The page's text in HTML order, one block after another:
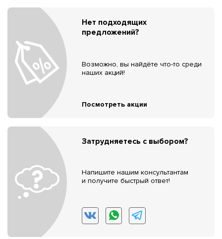
Нет подходящих
предложений?
Возможно, вы найдёте что-то среди
наших акций!
Посмотреть акции
Затрудняетесь с выбором?
Напишите нашим консультантам
и получите быстрый ответ!